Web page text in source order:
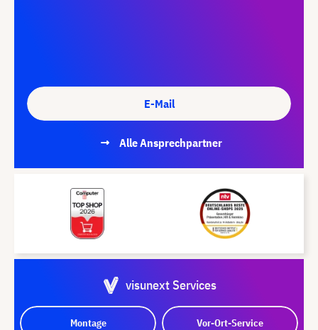
E-Mail
Alle Ansprechpartner
visunext Services
Montage Vor-Ort-Service